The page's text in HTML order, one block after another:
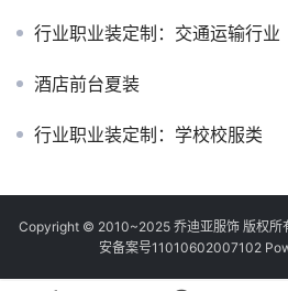
行业职业装定制：交通运输行业
酒店前台夏装
行业职业装定制：学校校服类
Copyright © 2010~2025 乔迪亚服饰 版权所
安备案号11010602007102